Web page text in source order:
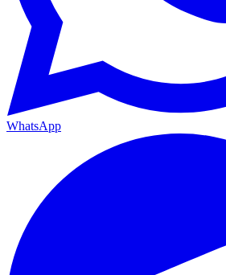
WhatsApp